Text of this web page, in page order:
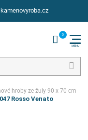
hroby ze žuly 90 x 70 cm
Rosso Venato